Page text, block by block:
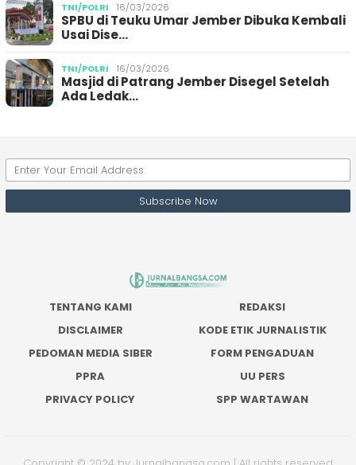
TNI/POLRI 16/03/2026
SPBU di Teuku Umar Jember Dibuka Kembali
Usai Dise…
TNI/POLRI 16/03/2026
Masjid di Patrang Jember Disegel Setelah
Ada Ledak…
TENTANG KAMI
REDAKSI
DISCLAIMER
KODE ETIK JURNALISTIK
PEDOMAN MEDIA SIBER
FORM PENGADUAN
PPRA
UU PERS
PRIVACY POLICY
SPP WARTAWAN